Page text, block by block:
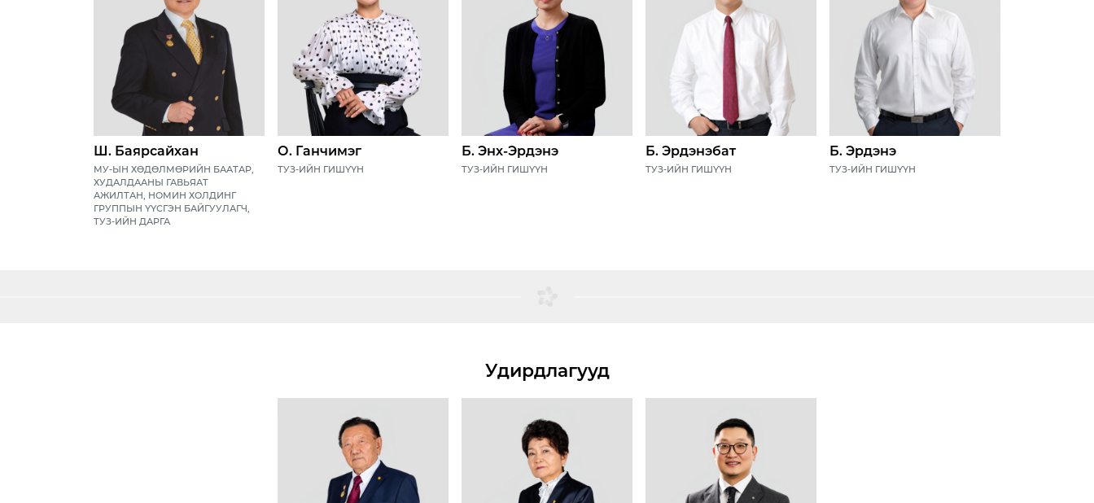
Ш. Баярсайхан
МУ-ЫН ХӨДӨЛМӨРИЙН БААТАР,
ХУДАЛДААНЫ ГАВЬЯАТ
АЖИЛТАН, НОМИН ХОЛДИНГ
ГРУППЫН ҮҮСГЭН БАЙГУУЛАГЧ,
ТУЗ-ИЙН ДАРГА
О. Ганчимэг
ТУЗ-ИЙН ГИШҮҮН
Б. Энх-Эрдэнэ
ТУЗ-ИЙН ГИШҮҮН
Б. Эрдэнэбат
ТУЗ-ИЙН ГИШҮҮН
Б. Эрдэнэ
ТУЗ-ИЙН ГИШҮҮН
Удирдлагууд